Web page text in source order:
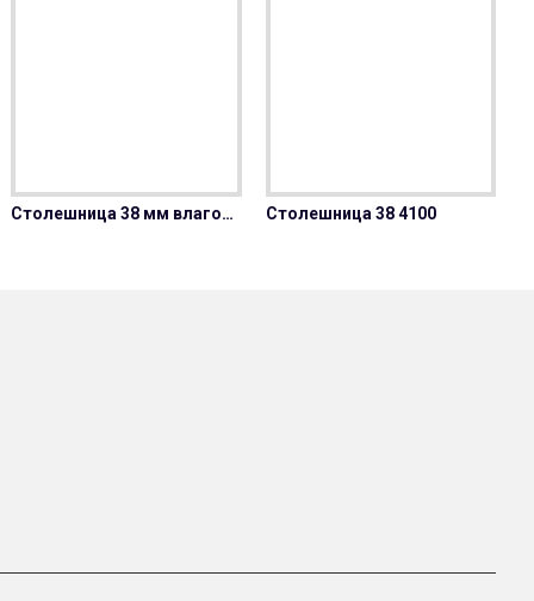
Столешница 38 мм влагостойкая Столешница 38 4100